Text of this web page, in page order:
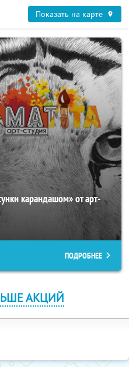
Показать на карте
карандашом» от арт-
ПОДРОБНЕЕ
АКЦИЙ